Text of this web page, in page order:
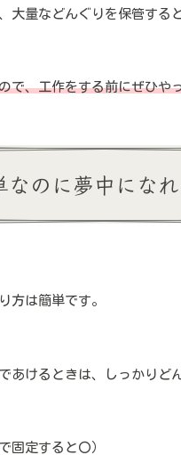
大量などんぐりを保管する
で、工作をする前にぜひや
のに夢中になれ
方は簡単です。
けるときは、しっかりど
定すると〇）